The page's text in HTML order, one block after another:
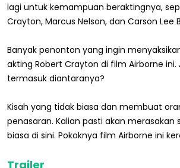
lagi untuk kemampuan beraktingnya,
Crayton, Marcus Nelson, dan Carson Lee
Banyak penonton yang ingin
akting Robert Crayton di film Airborne ini.
termasuk diantaranya?
Kisah yang tidak biasa dan membuat
penasaran. Kalian pasti akan merasakan
biasa di sini. Pokoknya film Airborne ini
Trailer